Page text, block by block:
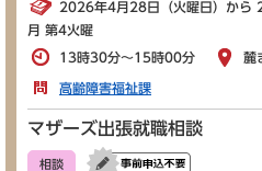
2026年4月28日（火曜日）から
月 第4火曜
13時30分～15時00分 麓
高齢障害福祉課
マザーズ出張就職相談
相談